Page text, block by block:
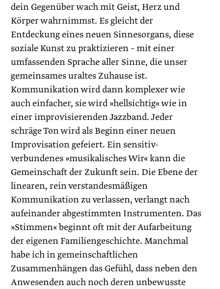
dein Gegenüber wach mit Geist, Herz und
Körper wahrnimmst. Es gleicht der
Entdeckung eines neuen Sinnesorgans, diese
soziale Kunst zu praktizieren – mit einer
umfassenden Sprache aller Sinne, die unser
gemeinsames uraltes Zuhause ist.
Kommunikation wird dann komplexer wie
auch einfacher, sie wird »hellsichtig« wie in
einer improvisierenden Jazzband. Jeder
schräge Ton wird als Beginn einer neuen
Improvisation gefeiert. Ein sensitiv-
verbundenes »musikalisches Wir« kann die
Gemeinschaft der Zukunft sein. Die Ebene der
linearen, rein verstandesmäßigen
Kommunikation zu verlassen, verlangt nach
aufeinander abgestimmten Instrumenten. Das
»Stimmen« beginnt oft mit der Aufarbeitung
der eigenen Familiengeschichte. Manchmal
habe ich in gemeinschaftlichen
Zusammenhängen das Gefühl, dass neben den
Anwesenden auch noch deren unbewusste